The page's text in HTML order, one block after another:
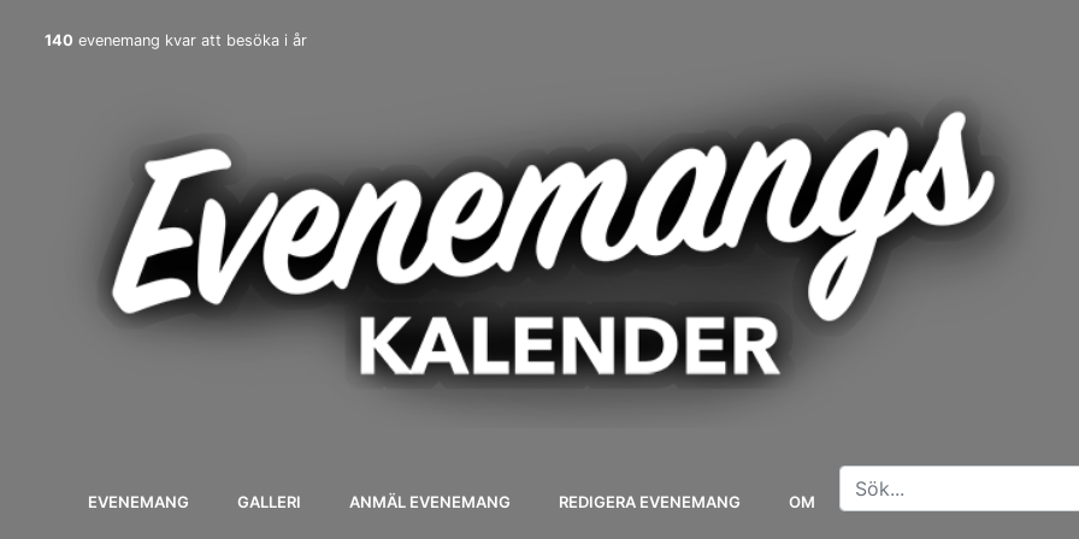
140 evenemang kvar att besöka i år
EVENEMANG GALLERI ANMÄL EVENEMANG REDIGERA EVENEMANG OM